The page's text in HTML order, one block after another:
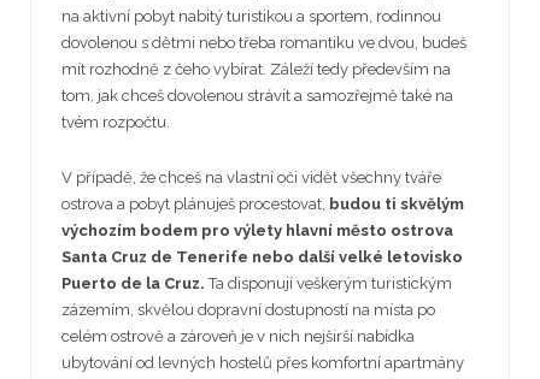
na aktivní pobyt nabitý turistikou a sportem, rodinnou
dovolenou s dětmi nebo třeba romantiku ve dvou, budeš
mít rozhodně z čeho vybírat. Záleží tedy především na
tom, jak chceš dovolenou strávit a samozřejmě také na
tvém rozpočtu.
V případě, že chceš na vlastní oči vidět všechny tváře
ostrova a pobyt plánuješ procestovat, budou ti skvělým
výchozím bodem pro výlety hlavní město ostrova
Santa Cruz de Tenerife nebo další velké letovisko
Puerto de la Cruz. Ta disponují veškerým turistickým
zázemím, skvělou dopravní dostupností na místa po
celém ostrově a zároveň je v nich nejširší nabídka
ubytování od levných hostelů přes komfortní apartmány